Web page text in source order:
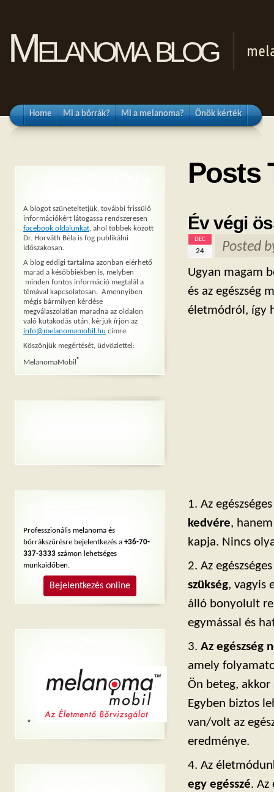
Melanoma blog
Home Mi a bőrrák? Mi a melanoma? Önök kérték
Posts
Év végi
DEC
24 Posted
Ugyan magam
és az egészség
életmódról, így
1. Az
kedvére,
kapja. Nincs
2. Az
szükség, vagyis
álló bonyolult
egymással és
3. Az egészség
amely
Ön beteg, akkor
Egyben biztos
van/volt az
eredménye.
4. Az
egy egésszé. Az
A blogot szüneteltetjük, további frissülő
információkért látogassa rendszeresen
facebook oldalunkat, ahol többek között
Dr. Horváth Béla is fog publikálni
időszakosan.
A blog eddigi tartalma azonban elérhető
marad a későbbiekben is, melyben
minden fontos információ megtalál a
témával kapcsolatosan. Amennyiben
mégis bármilyen kérdése
megválaszolatlan maradna az oldalon
való kutakodás után, kérjük írjon az
info@melanomamobil.hu címre.
Köszönjük megértését, üdvözlettel:
MelanomaMobil®
Professzionális melanoma és
bőrrákszűrésre bejelentkezés a +36-70-
337-3333 számon lehetséges
munkaidőben.
Bejelentkezés online